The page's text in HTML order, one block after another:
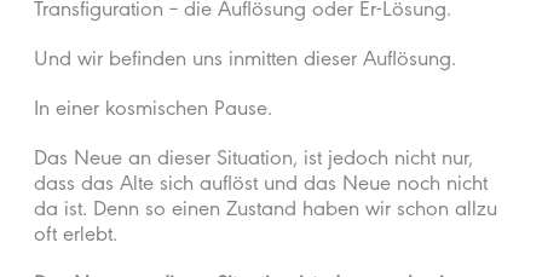
Transfiguration – die Auflösung oder Er-Lösung.
Und wir befinden uns inmitten dieser Auflösung.
In einer kosmischen Pause.
Das Neue an dieser Situation, ist jedoch nicht nur,
dass das Alte sich auflöst und das Neue noch nicht
da ist. Denn so einen Zustand haben wir schon allzu
oft erlebt.